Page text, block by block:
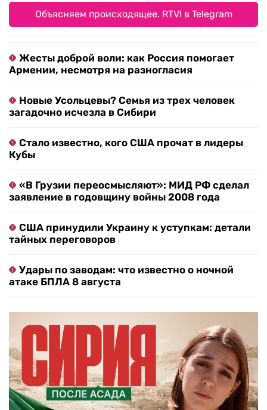
Объясняем происходящее. RTVI в Telegram
Жесты доброй воли: как Россия помогает
Армении, несмотря на разногласия
Новые Усольцевы? Семья из трех человек
загадочно исчезла в Сибири
Стало известно, кого США прочат в лидеры
Кубы
«В Грузии переосмысляют»: МИД РФ сделал
заявление в годовщину войны 2008 года
США принудили Украину к уступкам: детали
тайных переговоров
Удары по заводам: что известно о ночной
атаке БПЛА 8 августа